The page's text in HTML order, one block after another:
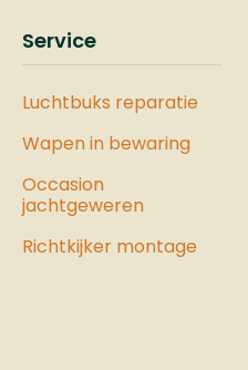
Service
Luchtbuks reparatie
Wapen in bewaring
Occasion
jachtgeweren
Richtkijker montage